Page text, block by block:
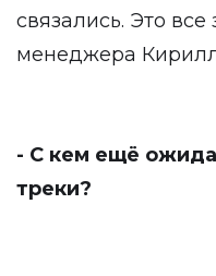
связались. Это все
менеджера
- С кем ещё
треки?